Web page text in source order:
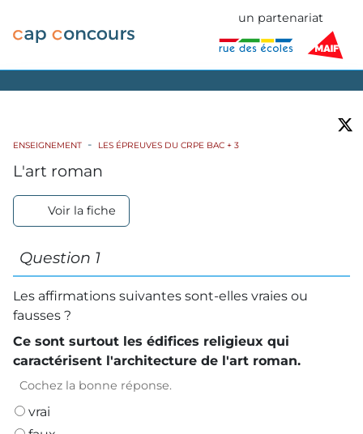
un partenariat
ENSEIGNEMENT LES ÉPREUVES DU CRPE BAC + 3
L'art roman
Voir la fiche
Question 1
Les affirmations suivantes sont-elles vraies ou
fausses ?
Ce sont surtout les édifices religieux qui
caractérisent l'architecture de l'art roman.
Cochez la bonne réponse.
vrai